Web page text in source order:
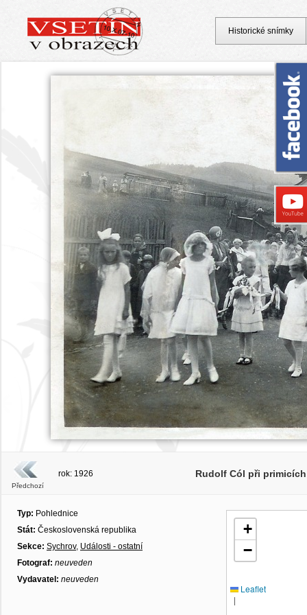
Předchozí
rok: 1926 Rudolf Cól při
Typ: Pohlednice
Stát: Československá republika
Sekce: Sychrov, Události - ostatní
Fotograf: neuveden
Vydavatel: neuveden
+
−
Leaflet
|
Historické snímky